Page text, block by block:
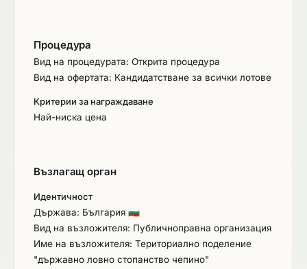
Процедура
Вид на процедурата: Открита процедура
Вид на офертата: Кандидатстване за всички лотове
Критерии за награждаване
Най-ниска цена
Възлагащ орган
Идентичност
Държава: България 🇧🇬
Вид на възложителя: Публичноправна организация
Име на възложителя: Териториално поделение
"държавно ловно стопанство чепино"